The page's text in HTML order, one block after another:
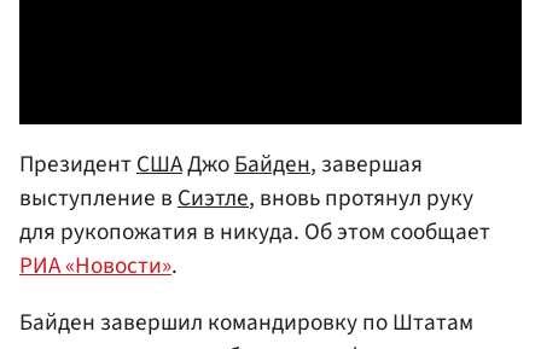
ПрезидентСШАДжоБайден, завершая
выступление вСиэтле, вновь протянул руку
для рукопожатия в никуда. Об этом сообщает
РИА «Новости».
Байден завершил командировку по Штатам